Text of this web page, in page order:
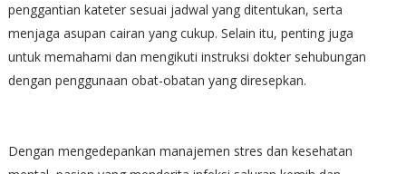
penggantian kateter sesuai jadwal yang ditentukan, serta
menjaga asupan cairan yang cukup. Selain itu, penting juga
untuk memahami dan mengikuti instruksi dokter sehubungan
dengan penggunaan obat-obatan yang diresepkan.
Dengan mengedepankan manajemen stres dan kesehatan